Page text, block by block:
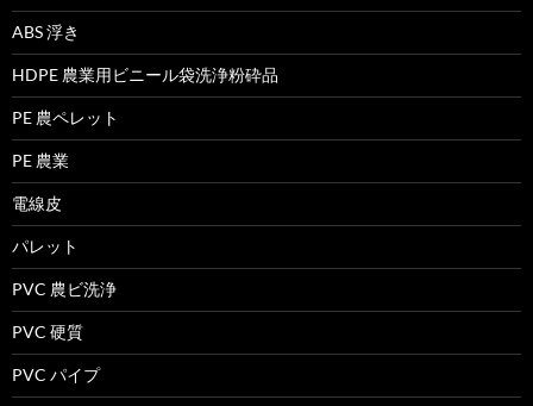
ABS 浮き
HDPE 農業用ビニール袋洗浄粉砕品
PE 農ペレット
PE 農業
電線皮
パレット
PVC 農ビ洗浄
PVC 硬質
PVC パイプ